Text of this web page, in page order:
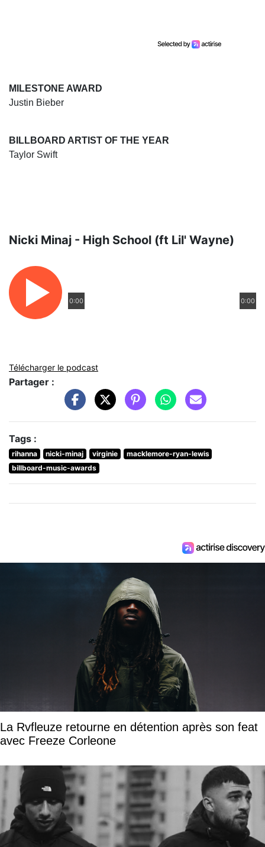
MILESTONE AWARD
Justin Bieber
BILLBOARD ARTIST OF THE YEAR
Taylor Swift
Nicki Minaj - High School (ft Lil' Wayne)
0:00 0:00
Télécharger le podcast
Partager :
Tags :
rihanna nicki-minaj virginie
macklemore-ryan-lewis
billboard-music-awards
La Rvfleuze retourne en détention après son feat
avec Freeze Corleone